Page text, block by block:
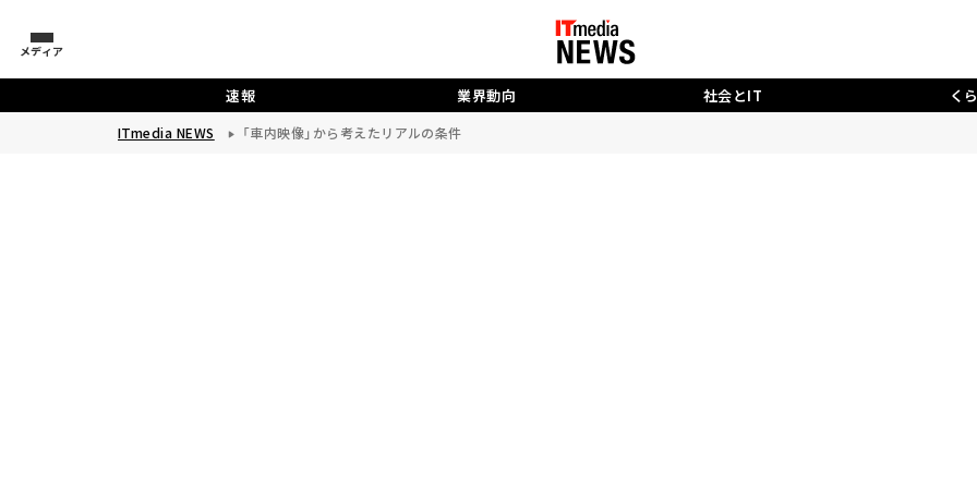
メディア
速報 業界動向 社会とIT く
ITmedia NEWS 「車内映像」から考えたリアルの条件